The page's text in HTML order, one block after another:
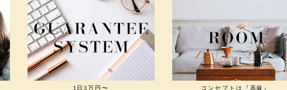
1日3万円〜 コンセプトは『高級』